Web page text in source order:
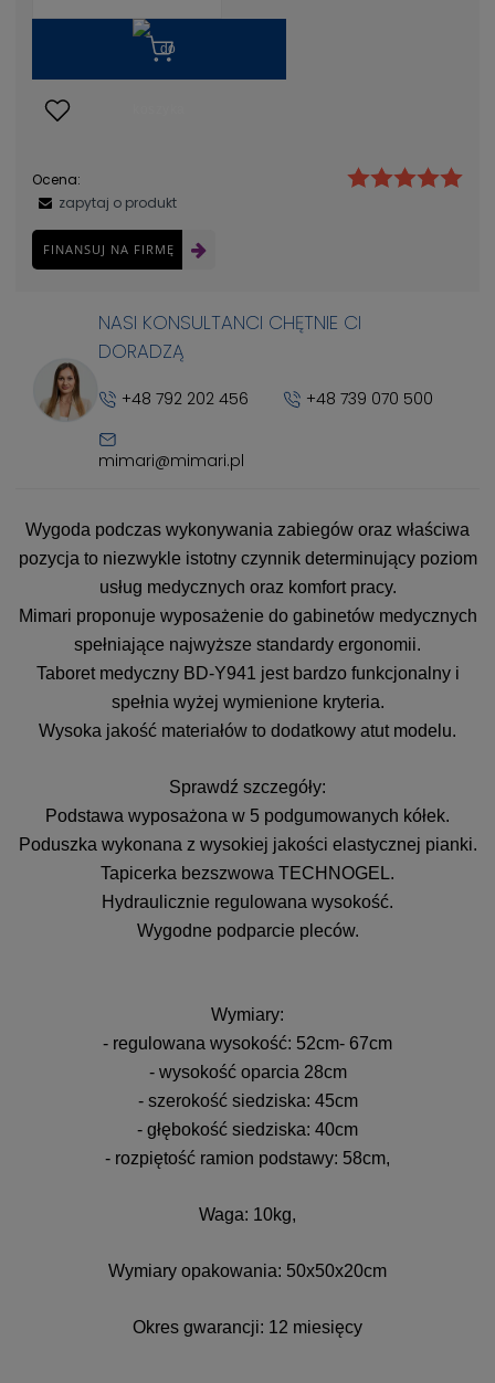
Ocena:
zapytaj o produkt
FINANSUJ NA FIRMĘ
NASI KONSULTANCI CHĘTNIE CI
DORADZĄ
+48 792 202 456 +48 739 070 500
mimari@mimari.pl
Wygoda podczas wykonywania zabiegów oraz właściwa
pozycja to niezwykle istotny czynnik determinujący poziom
usług medycznych oraz komfort pracy.
Mimari proponuje wyposażenie do gabinetów medycznych
spełniające najwyższe standardy ergonomii.
Taboret medyczny BD-Y941 jest bardzo funkcjonalny i
spełnia wyżej wymienione kryteria.
Wysoka jakość materiałów to dodatkowy atut modelu.
Sprawdź szczegóły:
Podstawa wyposażona w 5 podgumowanych kółek.
Poduszka wykonana z wysokiej jakości elastycznej pianki.
Tapicerka bezszwowa TECHNOGEL.
Hydraulicznie regulowana wysokość.
Wygodne podparcie pleców.
Wymiary:
- regulowana wysokość: 52cm- 67cm
- wysokość oparcia 28cm
- szerokość siedziska: 45cm
- głębokość siedziska: 40cm
- rozpiętość ramion podstawy: 58cm,
Waga: 10kg,
Wymiary opakowania: 50x50x20cm
Okres gwarancji: 12 miesięcy